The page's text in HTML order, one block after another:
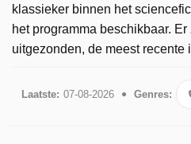
klassieker binnen het
het programma beschikbaar.
uitgezonden, de meest recente
Laatste: 07-08-2026 Genres: